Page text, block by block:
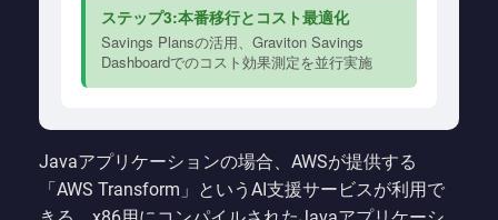
ステップ3:本番移行とコスト最適化
Savings Plansの活用、Graviton Savings
Dashboardでのコスト効果測定を並行実施
Javaアプリケーションの場合、AWSが提供する
「AWS Transform」というAI支援サービスが利用で